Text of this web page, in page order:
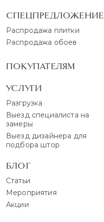
СПЕЦПРЕДЛОЖЕНИЕ
Распродажа плитки
Распродажа обоев
ПОКУПАТЕЛЯМ
УСЛУГИ
Разгрузка
Выезд специалиста на
замеры
Выезд дизайнера для
подбора штор
БЛОГ
Статьи
Мероприятия
Акции